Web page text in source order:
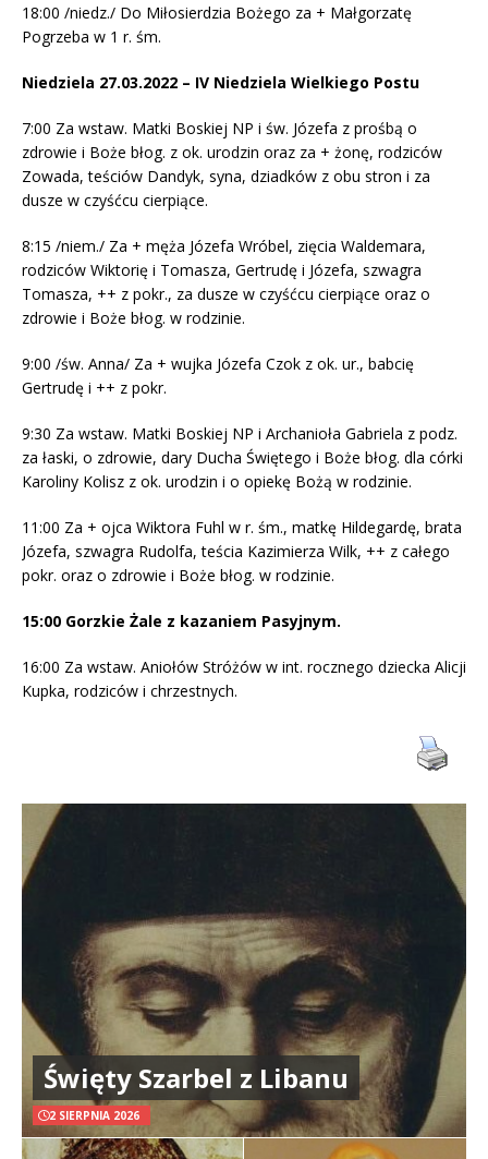
18:00 /niedz./ Do Miłosierdzia Bożego za + Małgorzatę
Pogrzeba w 1 r. śm.
Niedziela 27.03.2022 – IV Niedziela Wielkiego Postu
7:00 Za wstaw. Matki Boskiej NP i św. Józefa z prośbą o
zdrowie i Boże błog. z ok. urodzin oraz za + żonę, rodziców
Zowada, teściów Dandyk, syna, dziadków z obu stron i za
dusze w czyśćcu cierpiące.
8:15 /niem./ Za + męża Józefa Wróbel, zięcia Waldemara,
rodziców Wiktorię i Tomasza, Gertrudę i Józefa, szwagra
Tomasza, ++ z pokr., za dusze w czyśćcu cierpiące oraz o
zdrowie i Boże błog. w rodzinie.
9:00 /św. Anna/ Za + wujka Józefa Czok z ok. ur., babcię
Gertrudę i ++ z pokr.
9:30 Za wstaw. Matki Boskiej NP i Archanioła Gabriela z podz.
za łaski, o zdrowie, dary Ducha Świętego i Boże błog. dla córki
Karoliny Kolisz z ok. urodzin i o opiekę Bożą w rodzinie.
11:00 Za + ojca Wiktora Fuhl w r. śm., matkę Hildegardę, brata
Józefa, szwagra Rudolfa, teścia Kazimierza Wilk, ++ z całego
pokr. oraz o zdrowie i Boże błog. w rodzinie.
15:00 Gorzkie Żale z kazaniem Pasyjnym.
16:00 Za wstaw. Aniołów Stróżów w int. rocznego dziecka Alicji
Kupka, rodziców i chrzestnych.
Święty Szarbel z Libanu
2 SIERPNIA 2026